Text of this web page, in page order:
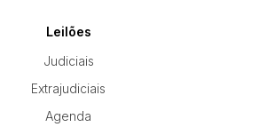
Leilões
Judiciais
Extrajudiciais
Agenda